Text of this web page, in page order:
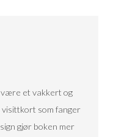
være et vakkert og
som fanger
gjør boken mer